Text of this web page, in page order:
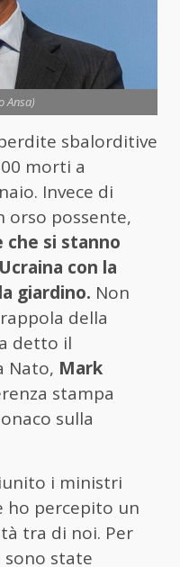
Ansa)
sbalorditive
morti a
Invece di
orso possente,
che si stanno
con la
giardino. Non
della
detto il
Nato, Mark
stampa
sulla
i ministri
ho percepito un
tra di noi. Per
sono state